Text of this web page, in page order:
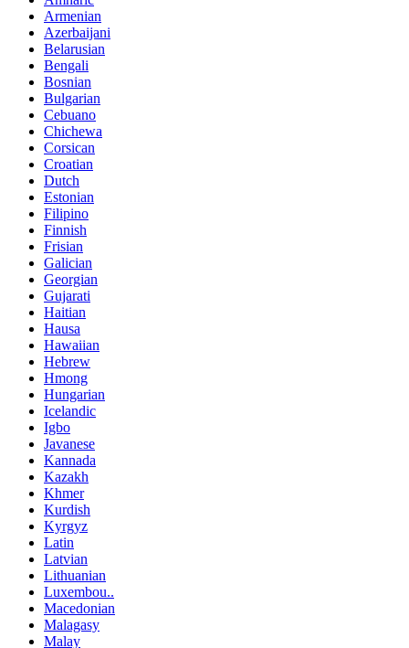
Armenian
Azerbaijani
Belarusian
Bengali
Bosnian
Bulgarian
Cebuano
Chichewa
Corsican
Croatian
Dutch
Estonian
Filipino
Finnish
Frisian
Galician
Georgian
Gujarati
Haitian
Hausa
Hawaiian
Hebrew
Hmong
Hungarian
Icelandic
Igbo
Javanese
Kannada
Kazakh
Khmer
Kurdish
Kyrgyz
Latin
Latvian
Lithuanian
Luxembou..
Macedonian
Malagasy
Malay